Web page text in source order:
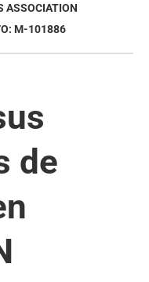
ASSOCIATION
M-101886
de